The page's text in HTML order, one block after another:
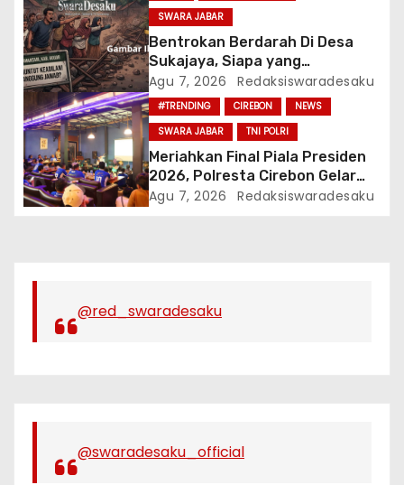
SWARA JABAR
Bentrokan Berdarah Di Desa
Sukajaya, Siapa yang
Bertanggung Jawab? Ke Mana
APH?
Agu 7, 2026 Redaksiswaradesaku
#TRENDING CIREBON
NEWS
SWARA JABAR
TNI POLRI
Meriahkan Final Piala Presiden
2026, Polresta Cirebon Gelar
Nobar Persib vs Persebaya Dan
Agu 7, 2026 Redaksiswaradesaku
@red_swaradesaku
@swaradesaku_official